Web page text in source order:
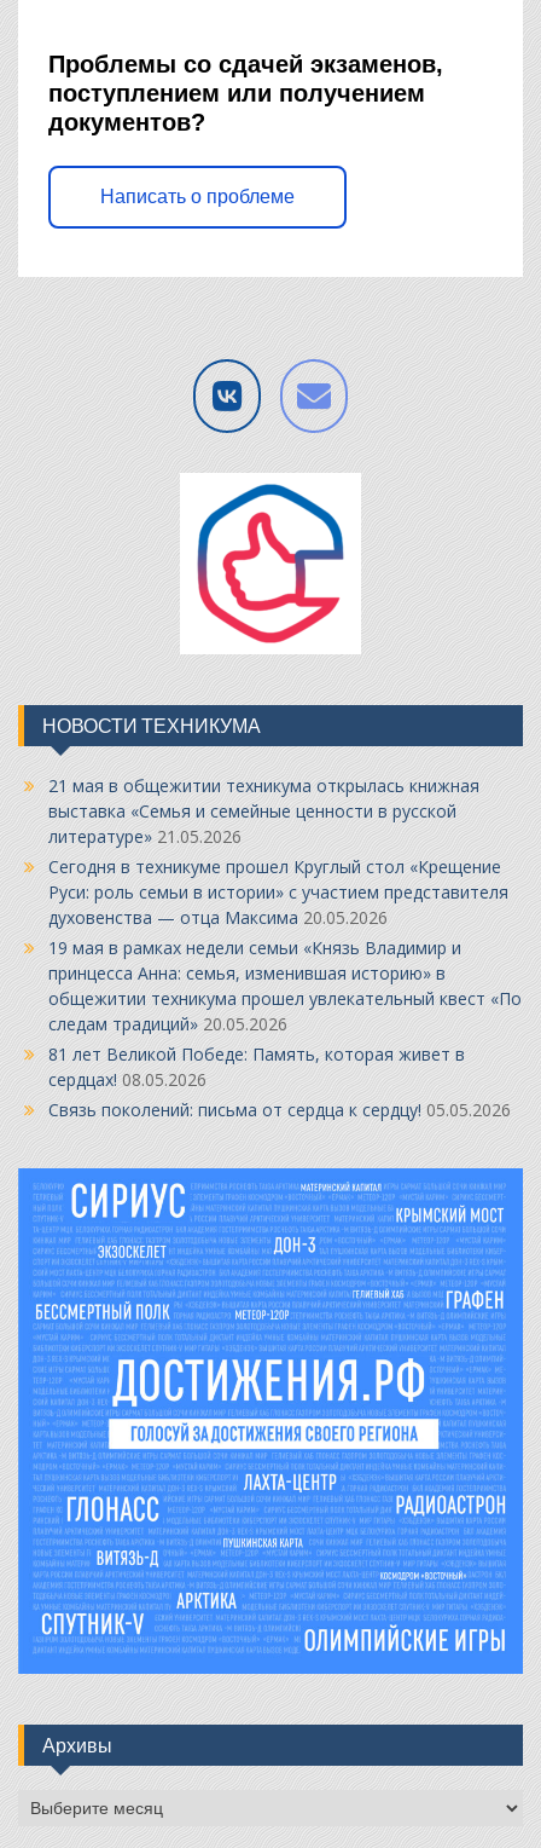
Проблемы со сдачей экзаменов,
поступлением или получением
документов?
Написать о проблеме
НОВОСТИ ТЕХНИКУМА
21 мая в общежитии техникума открылась книжная
выставка «Семья и семейные ценности в русской
литературе» 21.05.2026
Сегодня в техникуме прошел Круглый стол «Крещение
Руси: роль семьи в истории» с участием представителя
духовенства — отца Максима 20.05.2026
19 мая в рамках недели семьи «Князь Владимир и
принцесса Анна: семья, изменившая историю» в
общежитии техникума прошел увлекательный квест «По
следам традиций» 20.05.2026
81 лет Великой Победе: Память, которая живет в
сердцах! 08.05.2026
Связь поколений: письма от сердца к сердцу! 05.05.2026
Архивы
Архивы